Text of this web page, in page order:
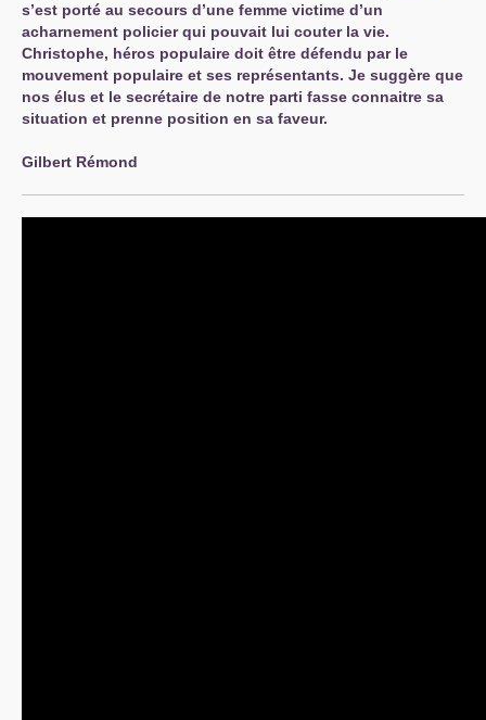
s’est porté au secours d’une femme victime d’un
acharnement policier qui pouvait lui couter la vie.
Christophe, héros populaire doit être défendu par le
mouvement populaire et ses représentants. Je suggère que
nos élus et le secrétaire de notre parti fasse connaitre sa
situation et prenne position en sa faveur.
Gilbert Rémond